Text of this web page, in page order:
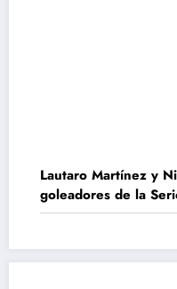
Lautaro Martínez y
goleadores de la